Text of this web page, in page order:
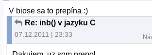
V biose sa to prepína :)
Re: inb() v jazyku C
07.12.2011 | 23:33